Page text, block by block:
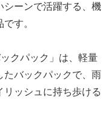
シーンで活躍する、機
す。
クパック」は、軽量
たバックパックで、雨
ッシュに持ち歩ける